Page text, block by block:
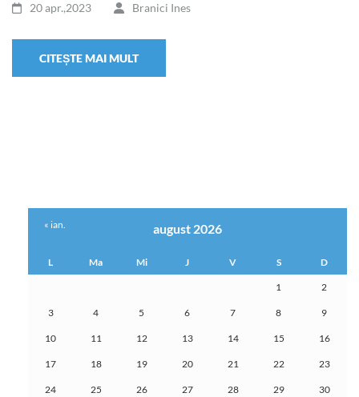
20 apr.,2023 Branici Ines
CITEȘTE MAI MULT
august 2026
L Ma Mi J V S D
1 2
3 4 5 6 7 8 9
10 11 12 13 14 15 16
17 18 19 20 21 22 23
24 25 26 27 28 29 30
« ian.